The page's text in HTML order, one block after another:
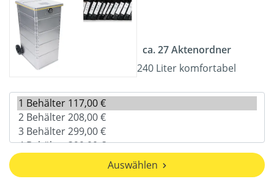
ca. 27 Aktenordner
240 Liter komfortabel
Auswählen